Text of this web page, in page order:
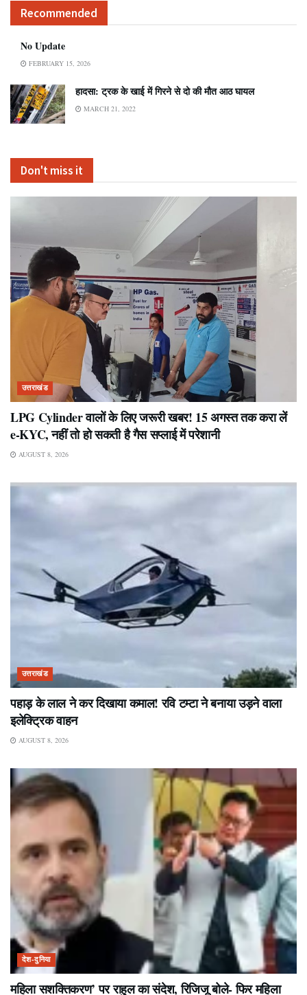
Recommended
No Update
FEBRUARY 15, 2026
हादसा: ट्रक के खाई में गिरने से दो की मौत आठ घायल
MARCH 21, 2022
Don't miss it
उत्तराखंड
LPG Cylinder वालों के लिए जरूरी खबर! 15 अगस्त तक करा लें
e-KYC, नहीं तो हो सकती है गैस सप्लाई में परेशानी
AUGUST 8, 2026
उत्तराखंड
पहाड़ के लाल ने कर दिखाया कमाल! रवि टम्टा ने बनाया उड़ने वाला
इलेक्ट्रिक वाहन
AUGUST 8, 2026
देश-दुनिया
महिला सशक्तिकरण’ पर राहुल का संदेश, रिजिजू बोले- फिर महिला